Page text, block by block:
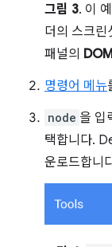
그림 3. 이
더의 스크린
패널의
명령어 메뉴
node 을 입
택합니다.
운로드합니